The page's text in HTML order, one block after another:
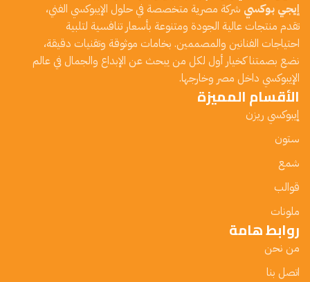
إيجي بوكسي شركة مصرية متخصصة في حلول الإيبوكسي الفني،
تقدم منتجات عالية الجودة ومتنوعة بأسعار تنافسية لتلبية
احتياجات الفنانين والمصممين. بخامات موثوقة وتقنيات دقيقة،
نضع بصمتنا كخيار أول لكل من يبحث عن الإبداع والجمال في عالم
الإيبوكسي داخل مصر وخارجها.
الأقسام المميزة
إيبوكسي ريزن
ستون
شمع
قوالب
ملونات
روابط هامة
من نحن
اتصل بنا